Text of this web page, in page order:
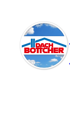
springen